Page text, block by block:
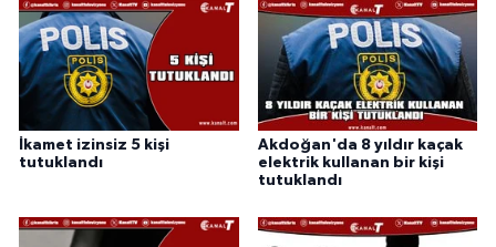
İkamet izinsiz 5 kişi
tutuklandı
Akdoğan'da 8 yıldır kaçak
elektrik kullanan bir kişi
tutuklandı